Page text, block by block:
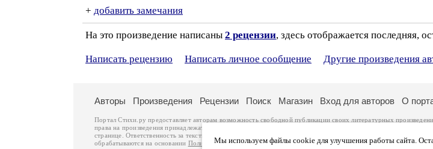
+ добавить замечания
На это произведение написаны 2 рецензии, здесь отображается последняя,
Написать рецензию Написать личное сообщение Другие произведения
Мы используем файлы cookie для улучшения работы сайта.
Авторы Произведения Рецензии Поиск Магазин Вход для авторов О
Портал Стихи.ру предоставляет авторам возможность свободной публикации своих литературных
права на произведения принадлежат авторам и охраняются
. Перепечатка произведений возможна
странице. Ответственность за тексты произведений авторы несут самостоятельно на основании
обрабатываются на основании Политики обработки персональных данных. Вы также можете посмотреть